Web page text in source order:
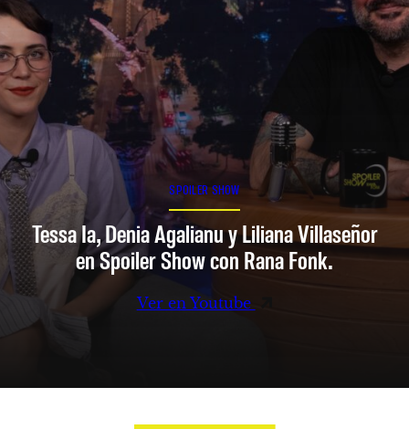
SPOILER SHOW
Tessa Ia, Denia Agalianu y Liliana Villaseñor
en Spoiler Show con Rana Fonk.
Ver en Youtube